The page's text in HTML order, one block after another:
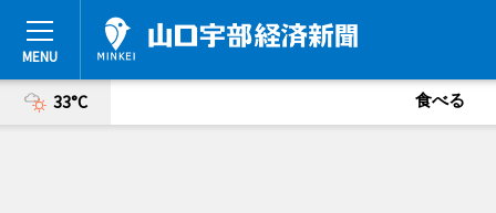
33°C 食べる